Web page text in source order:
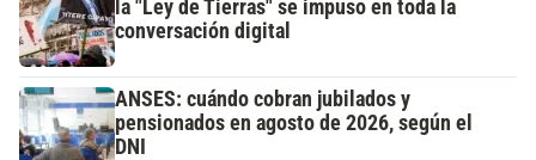
la "Ley de Tierras" se impuso en toda la
conversación digital
ANSES: cuándo cobran jubilados y
pensionados en agosto de 2026, según el
DNI